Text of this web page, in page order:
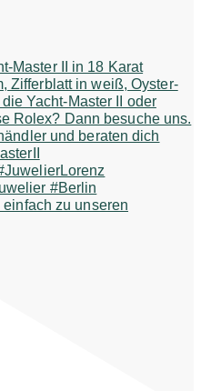
zu unseren